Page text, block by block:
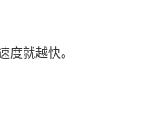
就越快。